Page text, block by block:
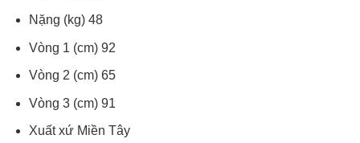
Nặng (kg) 48
Vòng 1 (cm) 92
Vòng 2 (cm) 65
Vòng 3 (cm) 91
Xuất xứ Miền Tây